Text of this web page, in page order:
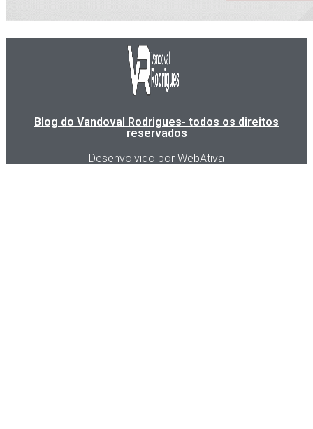
Blog do Vandoval Rodrigues- todos os direitos
reservados
Desenvolvido por WebAtiva